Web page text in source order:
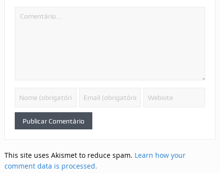
This site uses Akismet to reduce spam. Learn how your
comment data is processed.